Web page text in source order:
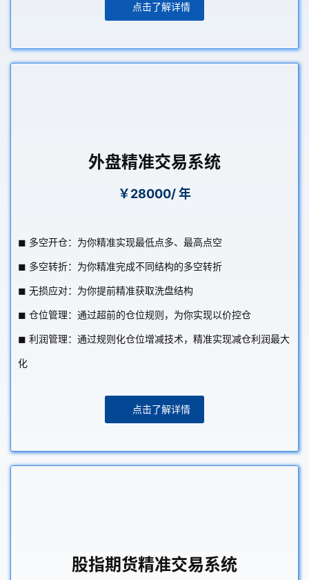
点击了解详情
外盘精准交易系统
￥28000/ 年
◼ 多空开仓：为你精准实现最低点多、最高点空
◼ 多空转折：为你精准完成不同结构的多空转折
◼ 无损应对：为你提前精准获取洗盘结构
◼ 仓位管理：通过超前的仓位规则，为你实现以价控仓
◼ 利润管理：通过规则化仓位增减技术，精准实现减仓利润最大
化
点击了解详情
股指期货精准交易系统